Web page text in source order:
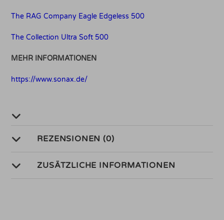
The RAG Company Eagle Edgeless 500
The Collection Ultra Soft 500
MEHR INFORMATIONEN
https://www.sonax.de/
REZENSIONEN (0)
ZUSÄTZLICHE INFORMATIONEN